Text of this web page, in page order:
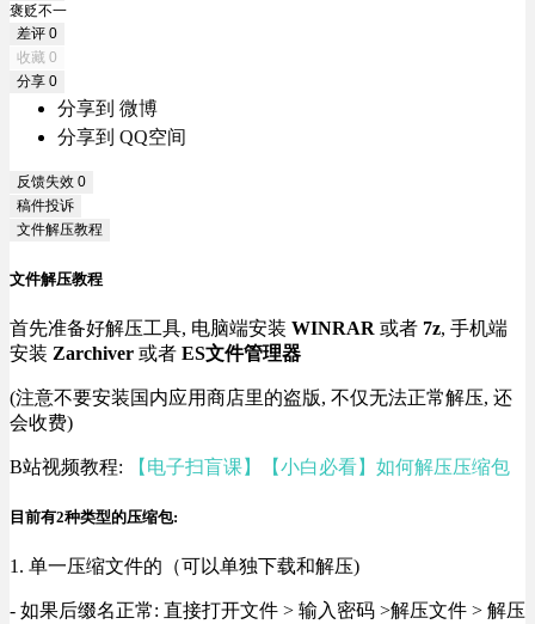
褒贬不一
差评 0
收藏 0
分享 0
分享到 微博
分享到 QQ空间
反馈失效 0
稿件投诉
文件解压教程
文件解压教程
首先准备好解压工具, 电脑端安装 WINRAR 或者 7z, 手机端
安装 Zarchiver 或者 ES文件管理器
(注意不要安装国内应用商店里的盗版, 不仅无法正常解压, 还
会收费)
B站视频教程: 【电子扫盲课】【小白必看】如何解压压缩包
目前有2种类型的压缩包:
1. 单一压缩文件的（可以单独下载和解压)
- 如果后缀名正常: 直接打开文件 > 输入密码 >解压文件 > 解压